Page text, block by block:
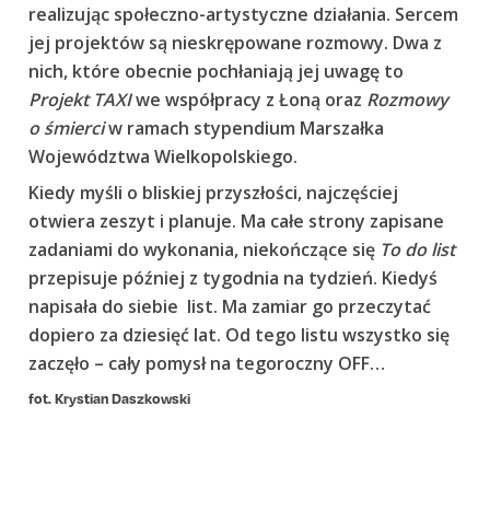
realizując społeczno-artystyczne działania. Sercem
jej projektów są nieskrępowane rozmowy. Dwa z
nich, które obecnie pochłaniają jej uwagę to
Projekt TAXIwe współpracy z Łoną oraz Rozmowy
o śmierciw ramach stypendium Marszałka
Województwa Wielkopolskiego.
Kiedy myśli o bliskiej przyszłości, najczęściej
otwiera zeszyt i planuje. Ma całe strony zapisane
zadaniami do wykonania, niekończące się To do list
przepisuje później z tygodnia na tydzień. Kiedyś
napisała do siebie list. Ma zamiar go przeczytać
dopiero za dziesięć lat. Od tego listu wszystko się
zaczęło – cały pomysł na tegoroczny OFF…
fot. Krystian Daszkowski